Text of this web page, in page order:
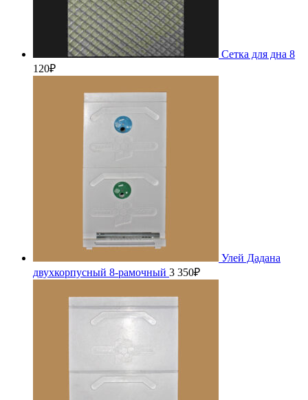
Сетка для дна 8
120₽
Улей Дадана
двухкорпусный 8-рамочный 3 350₽